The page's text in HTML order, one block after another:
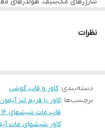
✔ مقاومت بدنه
دور مقاوم ضد ضربه
✔ تجربه کاربری لذت‌بخش
بسیار خوش‌دست، با لبه‌های
دکمه‌ها نرم و روان
شارژرهای مگ‌سیف، هولدرهای
فریم دور لنز به‌صورت یک لایه
کاربردی و مقاوم است و برای
می‌شود.
نظرات
دسته‌بندی:کاور و قاب گوشی
برچسب‌ها :کاور با فریم لنز آیفون
قاب مات شیشهای iPhone 16